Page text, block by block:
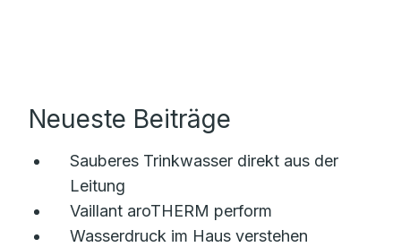
Neueste Beiträge
Sauberes Trinkwasser direkt aus der
Leitung
Vaillant aroTHERM perform
Wasserdruck im Haus verstehen